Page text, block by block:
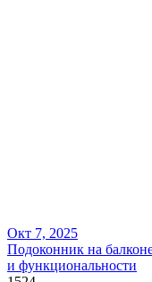
Окт 7, 2025
Подоконник на
и функциональности